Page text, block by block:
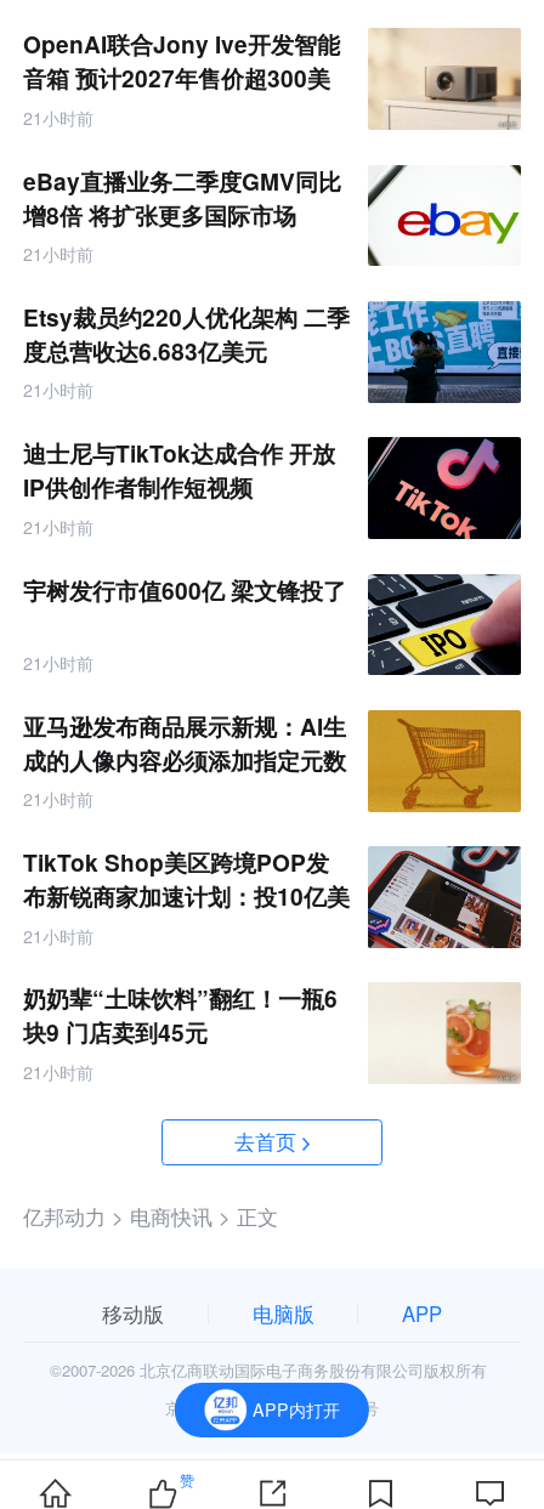
OpenAI联合Jony Ive开发智能
音箱 预计2027年售价超300美
元
21小时前
eBay直播业务二季度GMV同比
增8倍 将扩张更多国际市场
21小时前
Etsy裁员约220人优化架构 二季
度总营收达6.683亿美元
21小时前
迪士尼与TikTok达成合作 开放
IP供创作者制作短视频
21小时前
宇树发行市值600亿 梁文锋投了
21小时前
亚马逊发布商品展示新规：AI生
成的人像内容必须添加指定元数
据
21小时前
TikTok Shop美区跨境POP发
布新锐商家加速计划：投10亿美
金资源帮扶四类商家
21小时前
奶奶辈“土味饮料”翻红！一瓶6
块9 门店卖到45元
21小时前
去首页
亿邦动力 > 电商快讯 > 正文
APP内打开
赞
移动版 电脑版 APP
©2007-2026 北京亿商联动国际电子商务股份有限公司版权所有
京公网安备11010602006906号